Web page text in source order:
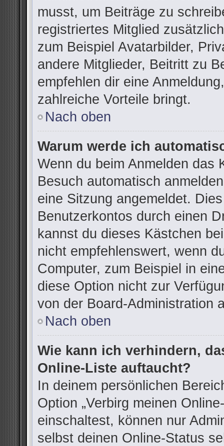
musst, um Beiträge zu
registriertes Mitglied
zum Beispiel Avatarbilder,
andere Mitglieder, Beitritt zu
empfehlen dir eine
zahlreiche Vorteile bringt.
Nach oben
Warum werde ich
Wenn du beim Anmelden das
Besuch automatisch
eine Sitzung angemeldet.
Benutzerkontos durch einen
kannst du dieses Kästchen
nicht empfehlenswert, wenn
Computer, zum Beispiel in
diese Option nicht zur
von der Board-Administration
Nach oben
Wie kann ich verhindern,
Online-Liste auftaucht?
In deinem persönlichen
Option „Verbirg meinen
einschaltest, können nur
selbst deinen Online-Status